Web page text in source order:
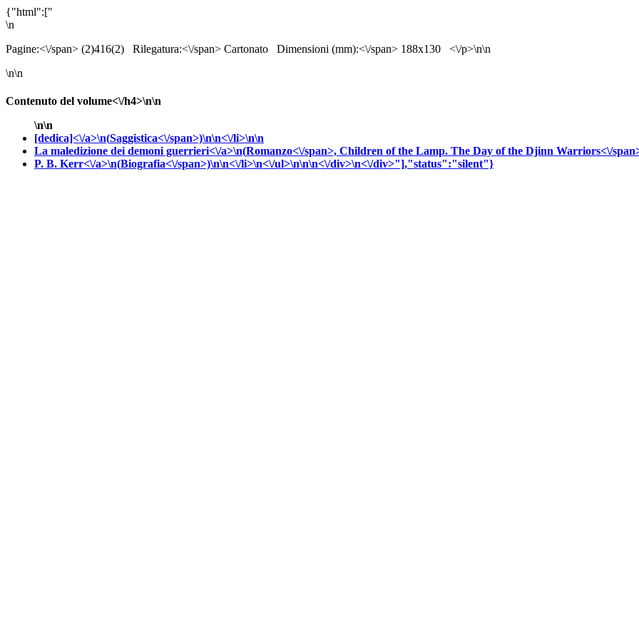
{"html":["
\n
Pagine:<\/span> (2)416(2) Rilegatura:<\/span> Cartonato Dimensioni (mm):<\/span> 188x130 <\/p>\n\n
\n\n
Contenuto del volume<\/h4>\n\n
\n\n
[dedica]<\/a>\n(Saggistica<\/span>)\n\n<\/li>\n\n
La maledizione dei demoni guerrieri<\/a>\n(Romanzo<\/span>, Children of the Lamp. The Day of the Djinn Warriors<\/
P. B. Kerr<\/a>\n(Biografia<\/span>)\n\n<\/li>\n<\/ul>\n\n\n<\/div>\n<\/div>"],"status":"silent"}